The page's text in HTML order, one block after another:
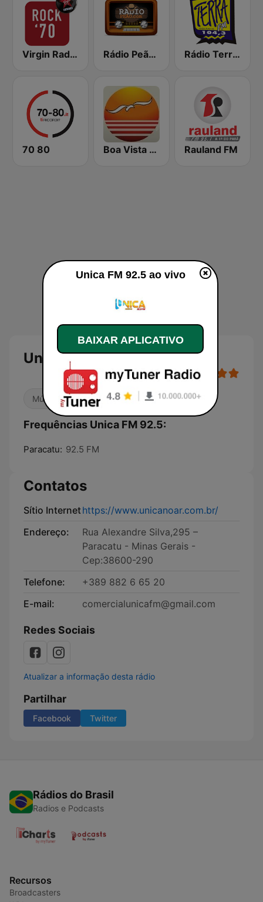
Virgin Radio Rock 70 Rádio Peão Goiás Rádio Terra FM
70 80 Boa Vista 96.5 FM Rauland FM
Unica FM 92.5
Música Brasileira
Frequências Unica FM 92.5:
Paracatu: 92.5 FM
Contatos
Sítio Internethttps://www.unicanoar.com.br/
Endereço:
Rua Alexandre Silva,295 –
Paracatu - Minas Gerais -
Cep:38600-290
Telefone:
+389 882 6 65 20
E-mail:
comercialunicafm@gmail.com
Redes Sociais
Atualizar a informação desta rádio
Partilhar
Facebook Twitter
Rádios do Brasil
Radios e Podcasts
Recursos
Broadcasters
Unica FM 92.5 ao vivo
BAIXAR APLICATIVO